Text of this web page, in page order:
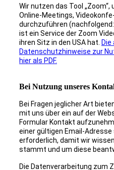
Wir nutzen das Tool
Online-Meetings,
durchzuführen (nachfolgend:
ist ein Service der Zoom
ihren Sitz in den USA hat.
Datenschutzhinweise zur
hier als PDF.
Bei Nutzung unseres
Bei Fragen jeglicher Art
mit uns über ein auf der
Formular Kontakt
einer gültigen Email-
erforderlich, damit wir
stammt und um diese
Die Datenverarbeitung zum